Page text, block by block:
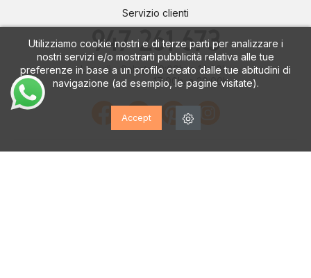
Utilizziamo cookie nostri e di terze parti per analizzare i
nostri servizi e/o mostrarti pubblicità relativa alle tue
preferenze in base a un profilo creato dalle tue abitudini di
navigazione (ad esempio, le pagine visitate).
Accept
Servizio clienti
947 261 673
Lunedì - Sabato10:00h. a 14:00h.
17:00h. a 20:00h.